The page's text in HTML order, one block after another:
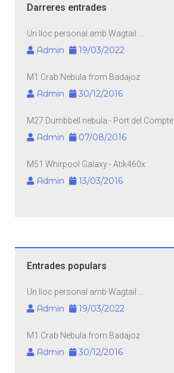
Darreres entrades
Un lloc personal amb Wagtail ...
Admin 19/03/2022
M1 Crab Nebula from Badajoz
Admin 30/12/2016
M27 Dumbbell nebula - Port del Compte
Admin 07/08/2016
M51 Whirpool Galaxy - Atik460x
Admin 13/03/2016
Entrades populars
Un lloc personal amb Wagtail ...
Admin 19/03/2022
M1 Crab Nebula from Badajoz
Admin 30/12/2016